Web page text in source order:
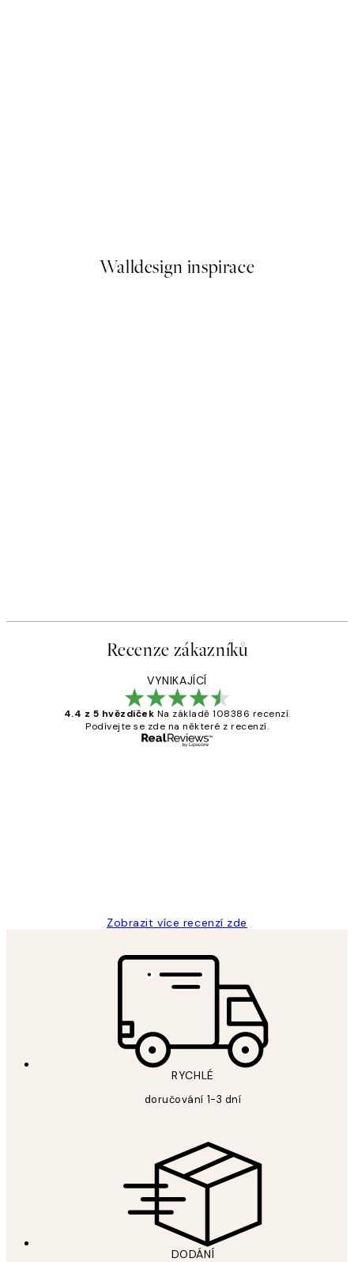
Walldesign inspirace
Recenze zákazníků
VYNIKAJÍCÍ
4.4 z 5 hvězdiček Na základě 108386 recenzí.
Podívejte se zde na některé z recenzí.
Zobrazit více recenzí zde
RYCHLÉ
doručování 1-3 dní
DODÁNÍ